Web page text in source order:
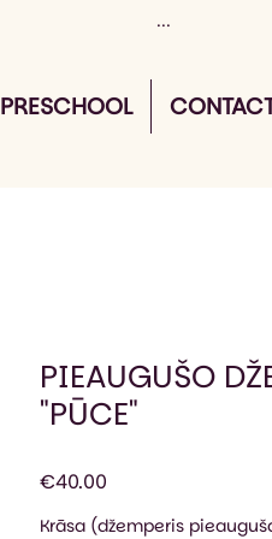
PRESCHOOL
PIEAUGUŠO
"PŪCE"
€40.00
Krāsa (džemperis